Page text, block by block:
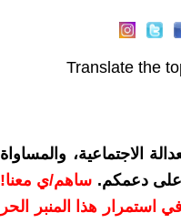
Translate the
الاجتماعية، والمساواة
على دعمكم. ساهم/ي معنا!
في استمرار هذا المنبر الحر